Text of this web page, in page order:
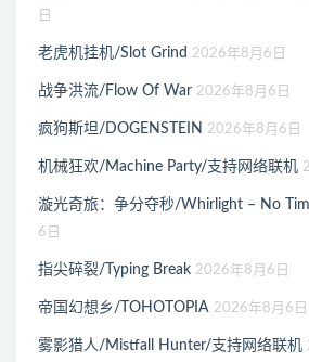
日
老虎机挂机/Slot Grind 2026年8月6日
战争洪流/Flow Of War 2026年8月6日
疯狗斯坦/DOGENSTEIN 2026年8月6日
机械狂欢/Machine Party/支持网络联机
漩光奇旅：争分夺秒/Whirlight – No
6日
指尖碎裂/Typing Break 2026年8月6日
帝国幻想乡/TOHOTOPIA 2026年8月6日
雾影猎人/Mistfall Hunter/支持网络联机